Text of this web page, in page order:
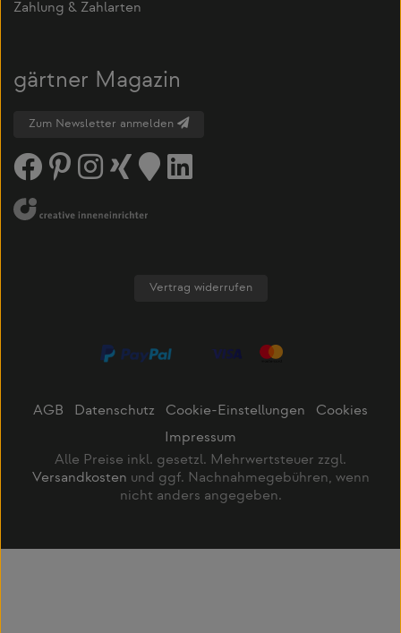
Zahlung & Zahlarten
gärtner Magazin
Zum Newsletter anmelden
Vertrag widerrufen
AGB Datenschutz Cookie-Einstellungen
Cookies
Impressum
Alle Preise inkl. gesetzl. Mehrwertsteuer zzgl.
Versandkosten und ggf. Nachnahmegebühren, wenn
nicht anders angegeben.